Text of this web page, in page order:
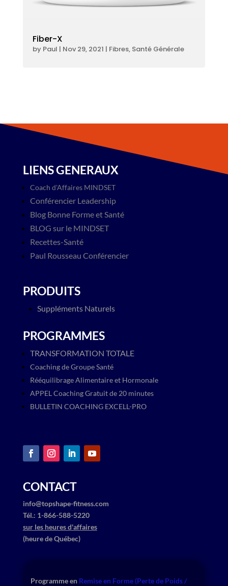
Fiber-X
by Paul | Nov 29, 2021 | Fibres, Santé Générale
LIENS GENERAUX
Coach d'Affaires MINDSET
Conférencier Leadership
Blog​ Bonne Forme et Santé
BLOG sur le MINDSET
Recettes-Santé
Paul Rousseau Conférencier
PRODUITS
Suppléments Naturels
PROGRAMMES
TRANSFORMATION TOTALE
Coaching de Groupe Santé
Rééquilibrage Alimentaire et Hormonale
APPEL Coaching Gratuit de 20 minutes
BULLETIN COACHING EXCELL-PRO
CONTACT
info@topshape-fitness.com
​Tél.: ​1-866-588-5220
sur les heures d'affaires
(heure de Québec)
Programme en​ Remise en Forme (Perte de Poids /